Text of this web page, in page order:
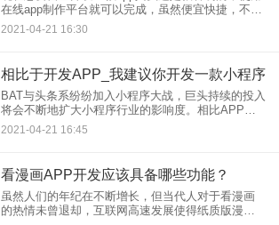
在线app制作平台就可以完成，虽然便宜快捷，不需
要懂什么开发技术，但是并利于后期的维护，特别
是有对于大型项目，所以一般中小企业在发展初
2021-04-21 16:30
相比于开发APP_我建议你开发一款小程序
BAT与头条系纷纷加入小程序大战，巨头持续的投入
将会不断地扩大小程序行业的影响度。相比APP，
小程序到底有什么魅力让巨头蜂拥而至呢？以下，
将由笔者详细讲述。小程序是一种新的开放能力，
2021-04-21 16:45
看漫画APP开发应该具备哪些功能？
虽然人们的年纪在不断增长，但当代人对于看漫画
的热情未曾退却，互联网高速发展使得纸质版漫画